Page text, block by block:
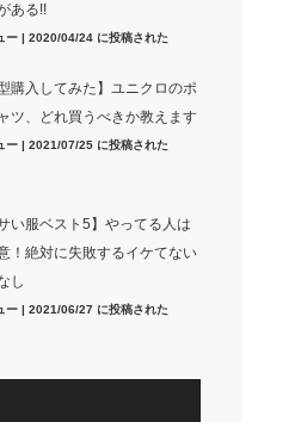
ある!!
ー| 2020/04/24 に投稿された
型購入してみた】ユニクロのポ
ツ、どれ買うべきか教えます
ー| 2021/07/25 に投稿された
サい服ベスト5】やってる人は
！絶対に失敗するイケてない
し
ー| 2021/06/27 に投稿された